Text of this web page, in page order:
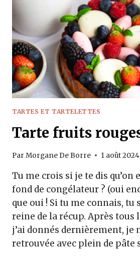
TARTES ET TARTELETTES
Tarte fruits
Par Morgane De Borre 1 août 2024
Tu me crois si je te dis qu’on
fond de congélateur ? (oui
que oui ! Si tu me connais, tu
reine de la récup. Après tous
j’ai donnés dernièrement, je
retrouvée avec plein de pâte